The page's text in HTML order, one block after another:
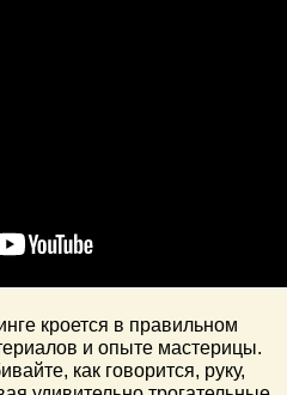
кроется в правильном
и опыте мастерицы.
как говорится, руку,